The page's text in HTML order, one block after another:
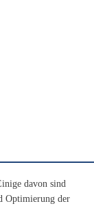
davon sind
Optimierung der